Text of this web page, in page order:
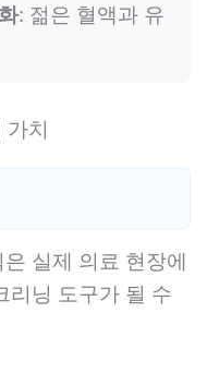
: 젊은 혈액과 유
가치
실제 의료 현장에
리닝 도구가 될 수